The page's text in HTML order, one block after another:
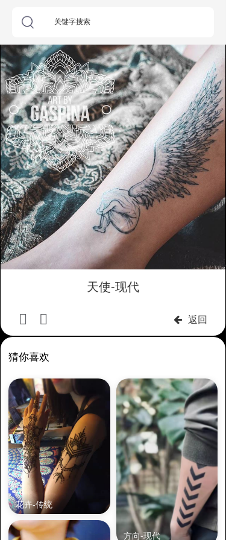
天使-现代
返回
猜你喜欢
花卉-传统
方向-现代